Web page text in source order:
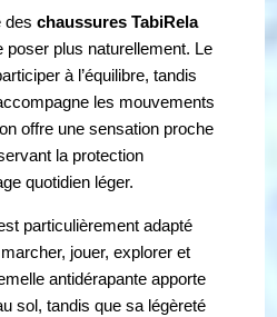
deschaussures TabiRela
poser plus naturellement. Le
à l’équilibre, tandis
les mouvements
offre une sensation proche
la protection
quotidien léger.
particulièrement adapté
jouer, explorer et
antidérapante apporte
sol, tandis que sa légèreté